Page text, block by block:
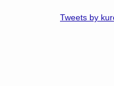
Tweets by